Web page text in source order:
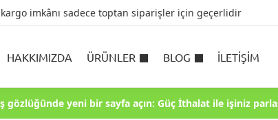
kargo imkânı sadece toptan siparişler için geçerlidir
HAKKIMIZDA ÜRÜNLER BLOG İLETIŞIM
gözlüğünde yeni bir sayfa açın: Güç İthalat ile işiniz